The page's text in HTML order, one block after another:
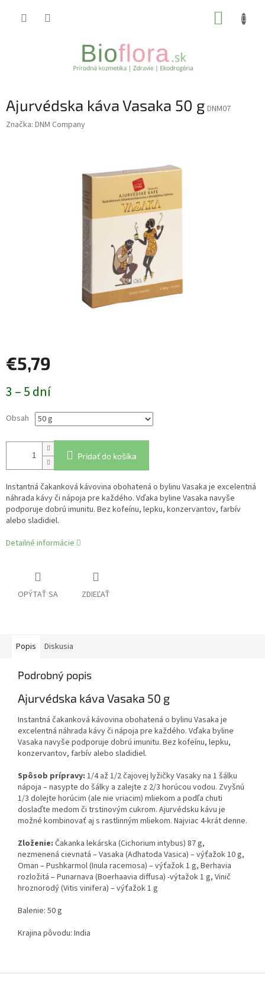
Ajurvédska káva Vasaka 50 g DNM07
Značka: DNM Company
€5,79
cena:
3 – 5 dní
Obsah
Pridať do košíka
Instantná čakanková kávovina obohatená o bylinu Vasaka je excelentná
náhrada kávy či nápoja pre každého. Vďaka byline Vasaka navyše
podporuje dobrú imunitu. Bez kofeínu, lepku, konzervantov, farbív
alebo sladidiel.
Detailné informácie
OPÝTAŤ SA ZDIEĽAŤ
Popis Diskusia
Podrobný popis
Ajurvédska káva Vasaka 50 g
Instantná čakanková kávovina obohatená o bylinu Vasaka je
excelentná náhrada kávy či nápoja pre každého. Vďaka byline
Vasaka navyše podporuje dobrú imunitu. Bez kofeínu, lepku,
konzervantov, farbív alebo sladidiel.
Spôsob prípravy: 1/4 až 1/2 čajovej lyžičky Vasaky na 1 šálku
nápoja – nasypte do šálky a zalejte z 2/3 horúcou vodou. Zvyšnú
1/3 dolejte horúcim (ale nie vriacim) mliekom a podľa chuti
doslaďte medom či trstinovým cukrom. Ajurvédsku kávu je
možné kombinovať aj s rastlinným mliekom. Najviac 4-krát denne.
Zloženie: Čakanka lekárska (Cichorium intybus) 87 g,
nezmenená cievnatá – Vasaka (Adhatoda Vasica) – výťažok 10 g,
Oman – Pushkarmol (Inula racemosa) – výťažok 1 g, Berhavia
rozložitá – Punarnava (Boerhaavia diffusa) -výtažok 1 g, Vinič
hroznorodý (Vitis vinifera) – výťažok 1 g
Balenie: 50 g
Krajina pôvodu: India